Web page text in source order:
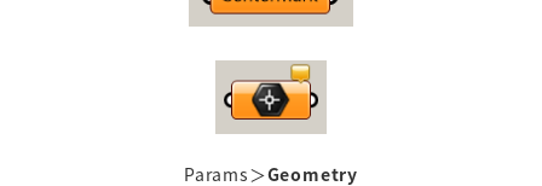
Params＞Geometry